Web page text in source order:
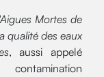
Mortes de
qualité des eaux
, aussi appelé